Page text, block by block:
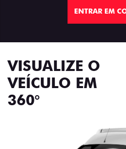
ENTRAR EM
VISUALIZE O
VEÍCULO EM
360°